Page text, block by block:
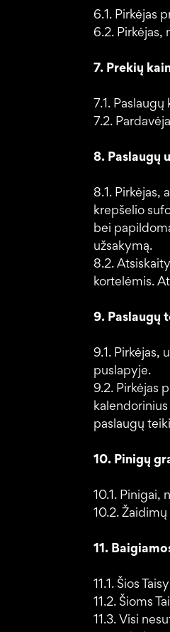
6.1. Pirkėjas
6.2. Pirkėjas,
7. Prekių
7.1.
7.2.
8. Paslaugų
8.1. Pirkėjas,
krepšelio
bei
užsakymą.
8.2.
kortelėmis.
9. Paslaugų
9.1. Pirkėjas,
puslapyje.
9.2. Pirkėjas
paslaugų
10. Pinigų
10.1.
10.2.
11.
11.1. Šios
11.2. Šioms
11.3. Visi